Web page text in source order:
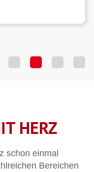
HERZ
schon einmal
Bereichen